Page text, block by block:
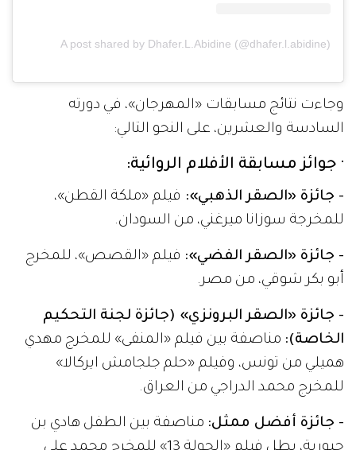
A post shared by Dhafer.L.Abidine (@dhafer.l.abidine)
وجاءت نتائج مسابقات «المهرجان»، في دورته
السادسة والعشرين، على النحو التالي:
· جوائز مسابقة الأفلام الروائية:
- جائزة «الصقر الذهبي»: فيلم «ملكة القطن»،
للمخرجة سوزانا ميرغني، من السودان.
- جائزة «الصقر الفضي»: فيلم «القصص»، للمخرج
أبو بكر شوقي، من مصر.
- جائزة «الصقر البرونزي» (جائزة لجنة التحكيم
الخاصة): مناصفة بين فيلم «المنفى» للمخرج مهدي
هميلي من تونس، وفيلم «حلم جلجامش ايركالا»
للمخرج محمد الدراجي من العراق.
- جائزة أفضل ممثل: مناصفة بين الطفل هادي بن